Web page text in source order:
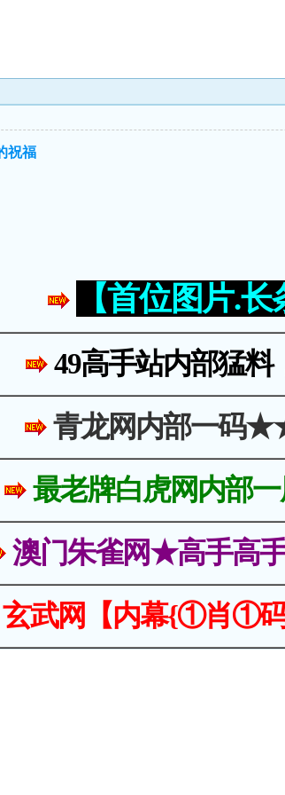
祝福
【首位图片.
49高手站内部猛
青龙网内部一码
最老牌白虎网内部
澳门朱雀网★高手高
玄武网【内幕{①肖①